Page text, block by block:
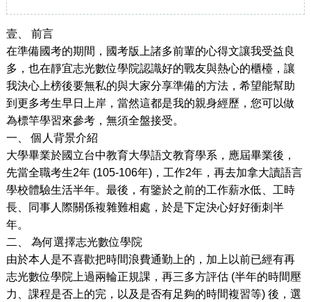
壹、
前言
在準備國考的期間，國考版上諸多前輩的心得文讓我受益良
多，也在靜宜志光數位學院認識好的戰友與熱心的櫃檯，讓
我決心上榜後要無私的與大家分享準備的方法，希望能幫助
到更多考生早日上岸，當然這都是我的親身經歷，您可以做
為標竿學習來參考，無須全盤接受。
一、
個人背景介紹
大學畢業於國立台中教育大學語文教育學系，應屆畢業後，
先當全職考生2年(105-106年)，工作2年，再去加拿大讀語言
學校體驗生活半年。最後，有鑒於之前的工作薪水低、工時
長、同事人際關係複雜難相處，於是下定決心好好衝刺半
年。
二、
為何選擇志光數位學院
由於本人是不喜歡把時間浪費通勤上的，加上以前已經有再
志光數位學院上過兩輪正規課，再三多方評估(半年的時間壓
力、課程是否上的完，以及是否有足夠的時間複習等) 後，選